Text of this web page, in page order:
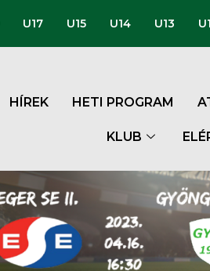
U17 U15 U14 U13
HÍREK HETI PROGRAM
KLUB